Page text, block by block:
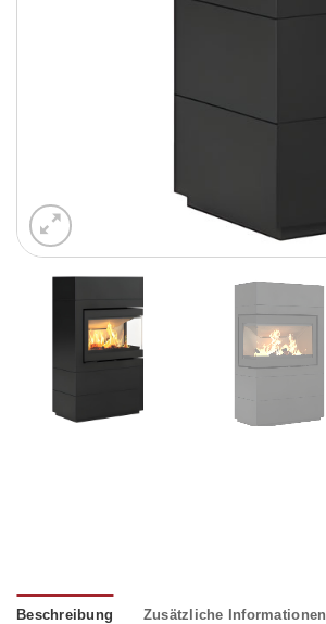
Beschreibung Zusätzliche Informationen